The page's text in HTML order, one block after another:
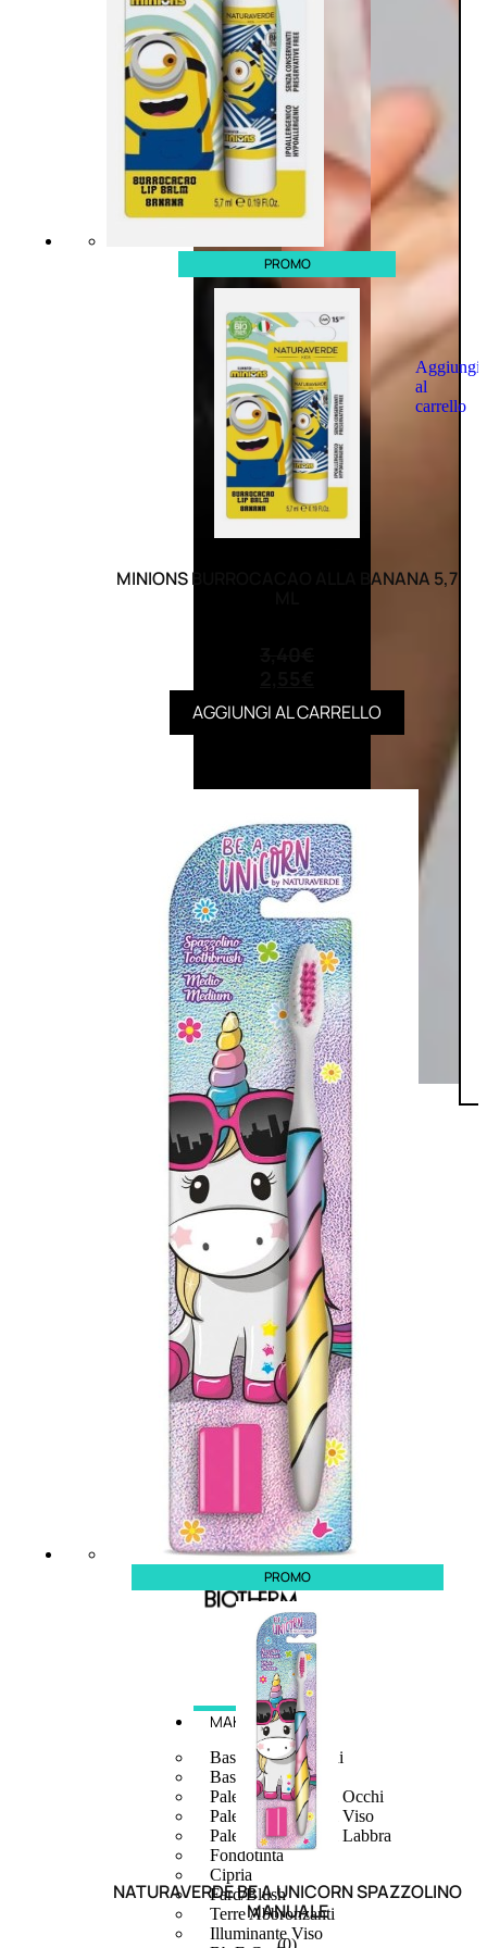
Aggiungi
al
carrello
MAKE UP
Base/ Primer Occhi
Base/ Primer Viso
Palette E Cofanetti Occhi
Palette E Cofanetti Viso
Palette E Cofanetti Labbra
Fondotinta
Cipria
Fard/Blush
Terre Abbronzanti
Illuminante Viso
PROMO
MINIONS BURROCACAO ALLA BANANA 5,7
AGGIUNGI AL CARRELLO
PROMO
NATURAVERDE BE A UNICORN SPAZZOLINO
MANUALE